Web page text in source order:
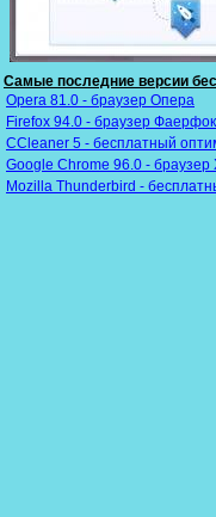
Самые последние версии
Opera 81.0 - браузер Опера
Firefox 94.0 - браузер
CCleaner 5 - бесплатный
Google Chrome 96.0 - браузер
Mozilla Thunderbird -